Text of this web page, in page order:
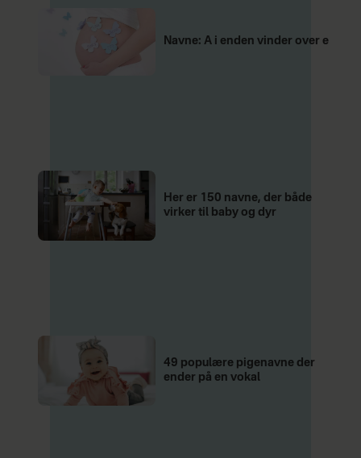
Navne: A i enden vinder over e
Her er 150 navne, der både
virker til baby og dyr
49 populære pigenavne der
ender på en vokal